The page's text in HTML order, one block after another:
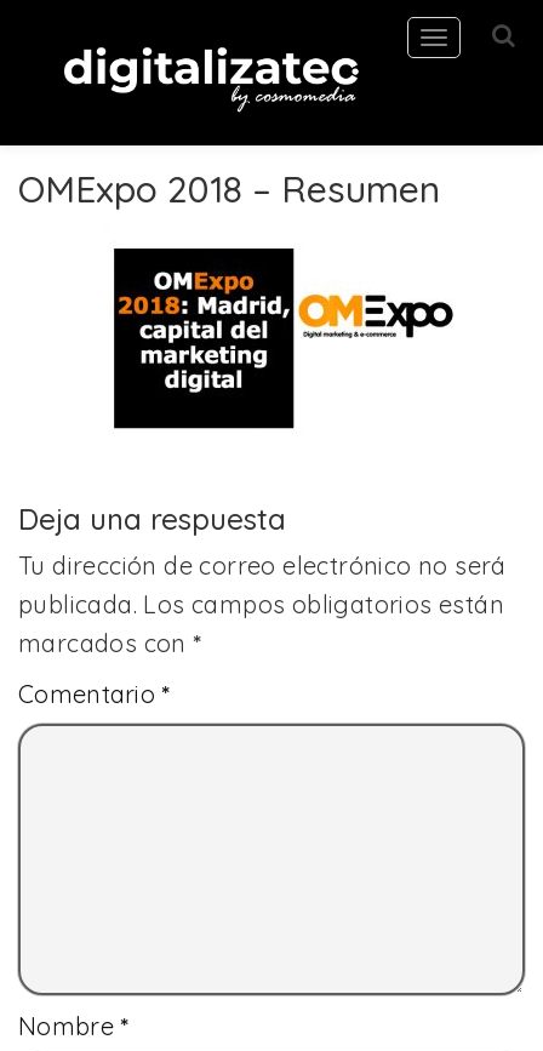
Toggle
navigation
OMExpo 2018 – Resumen
Deja una respuesta
Tu dirección de correo electrónico no será
publicada. Los campos obligatorios están
marcados con*
Comentario*
Nombre*